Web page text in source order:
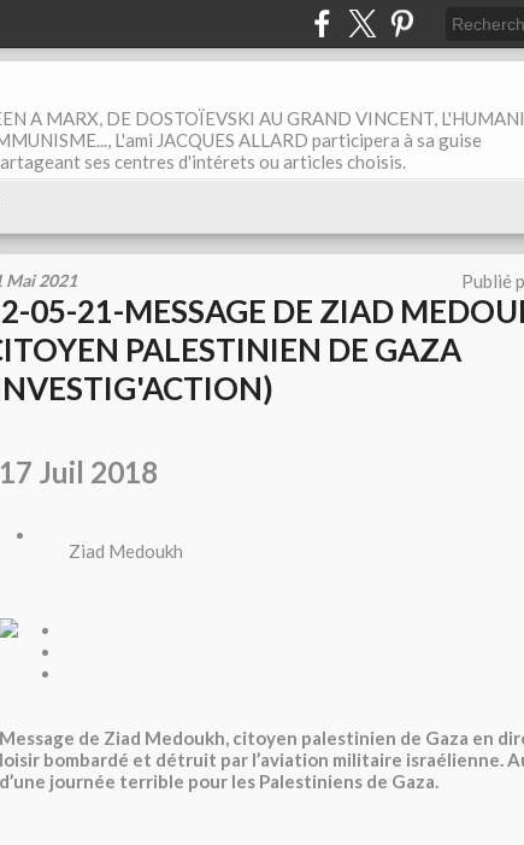
A MARX, DE DOSTOÏEVSKI AU GRAND VINCENT,
L'ami JACQUES ALLARD participera à sa guise
ses centres d'intérets ou articles choisis.
Mai 2021 Publié
05-21-MESSAGE DE ZIAD
PALESTINIEN DE GAZA
17 Juil 2018
Ziad Medoukh
Message de Ziad Medoukh, citoyen palestinien de Gaza en
loisir bombardé et détruit par l’aviation militaire israélienne.
d’une journée terrible pour les Palestiniens de Gaza.